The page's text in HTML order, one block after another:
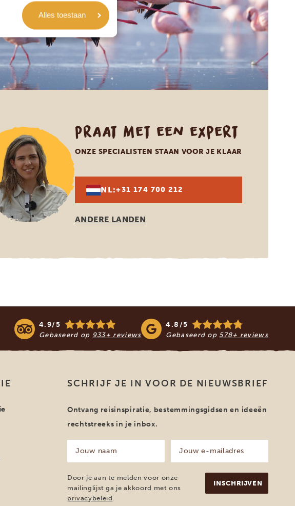
Alles toestaan
Praat met een expert
ONZE SPECIALISTEN STAAN VOOR JE KLAAR
NL:+31 174 700 212
ANDERE LANDEN
4.9/5
Gebaseerd op 933+ reviews
4.8/5
Gebaseerd op 578+ reviews
SCHRIJF JE IN VOOR DE NIEUWSBRIEF
Ontvang reisinspiratie, bestemmingsgidsen en ideeën
rechtstreeks in je inbox.
naam
(Vereist)
mailadres
(Vereist)
Door je aan te melden voor onze
mailinglijst ga je akkoord met ons
privacybeleid.